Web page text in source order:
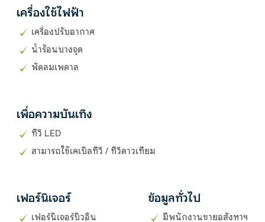
เครื่องใช้ไฟฟ้า
เครื่องปรับอากาศ
น้ำร้อนบางจุด
พัดลมเพดาล
เพื่อความบันเทิง
ทีวี LED
สามารถใช้เคเบิลทีวี / ทีวีดาวเทียม
เฟอร์นิเจอร์
เฟอร์นิเจอร์บิวอิน
ข้อมูลทั่วไป
มีพนักงานขายอสังหาฯ